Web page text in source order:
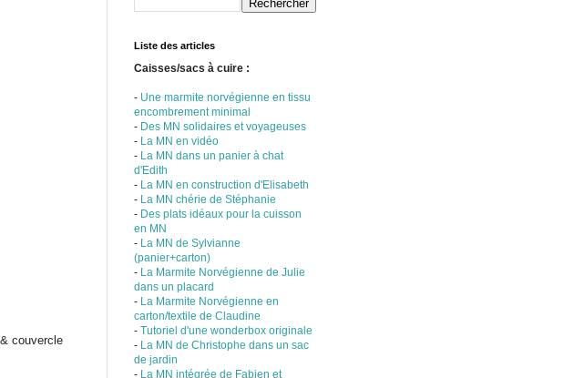
couvercle
Liste des articles
Caisses/sacs à cuire :
- Une marmite norvégienne en tissu
encombrement minimal
- Des MN solidaires et voyageuses
- La MN en vidéo
- La MN dans un panier à chat
d'Edith
- La MN en construction d'Elisabeth
- La MN chérie de Stéphanie
- Des plats idéaux pour la cuisson
en MN
- La MN de Sylvianne
(panier+carton)
- La Marmite Norvégienne de Julie
dans un placard
- La Marmite Norvégienne en
carton/textile de Claudine
- Tutoriel d'une wonderbox originale
- La MN de Christophe dans un sac
de jardin
- La MN intégrée de Fabien et